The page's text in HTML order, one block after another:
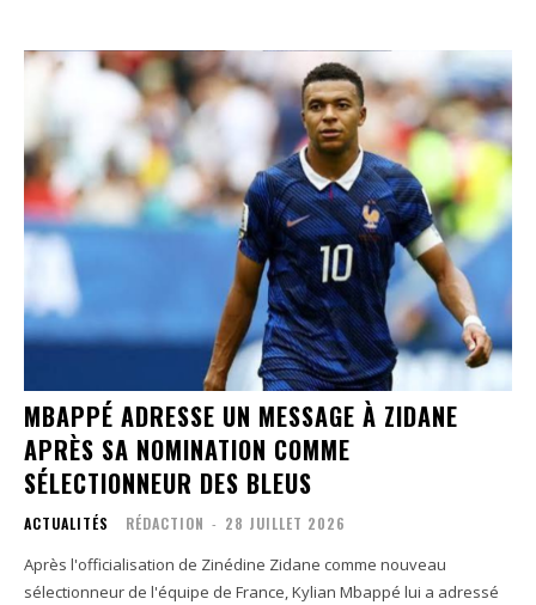
MBAPPÉ ADRESSE UN MESSAGE À ZIDANE
APRÈS SA NOMINATION COMME
SÉLECTIONNEUR DES BLEUS
ACTUALITÉS RÉDACTION - 28 JUILLET 2026
Après l'officialisation de Zinédine Zidane comme nouveau
sélectionneur de l'équipe de France, Kylian Mbappé lui a adressé